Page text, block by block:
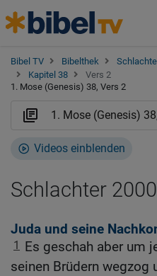
Bibel TV Bibelthek
Kapitel 38
Vers 2
1. Mose (Genesis) 38, Vers 2
Videos einblenden
Schlachter
Juda und seine
1
Es geschah aber um
seinen Brüdern wegzog